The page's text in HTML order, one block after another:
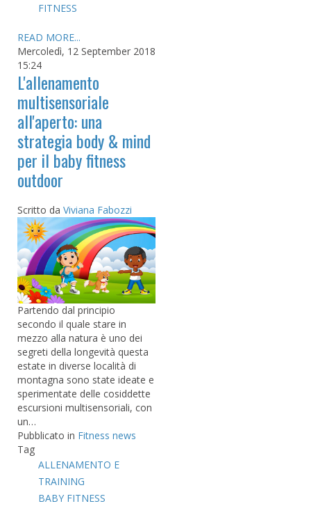
FITNESS
READ MORE...
Mercoledì, 12 September 2018
15:24
L'allenamento
multisensoriale
all'aperto: una
strategia body & mind
per il baby fitness
outdoor
Scritto da Viviana Fabozzi
Partendo dal principio
secondo il quale stare in
mezzo alla natura è uno dei
segreti della longevità questa
estate in diverse località di
montagna sono state ideate e
sperimentate delle cosiddette
escursioni multisensoriali, con
un…
Pubblicato in Fitness news
Tag
ALLENAMENTO E
TRAINING
BABY FITNESS